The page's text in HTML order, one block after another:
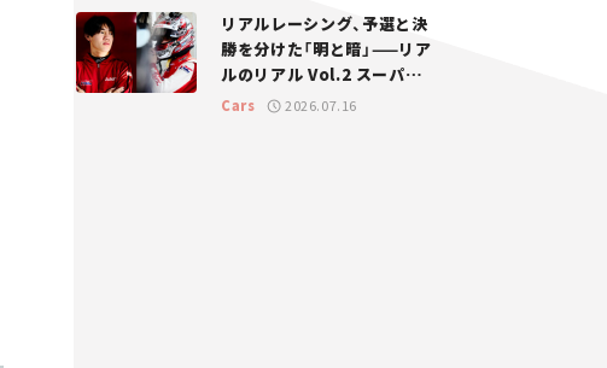
リアルレーシング、予選と決
勝を分けた「明と暗」——リア
ルのリアル Vol.2 スーパー
GT 2026開幕戦 岡山国際サ
Cars 2026.07.16